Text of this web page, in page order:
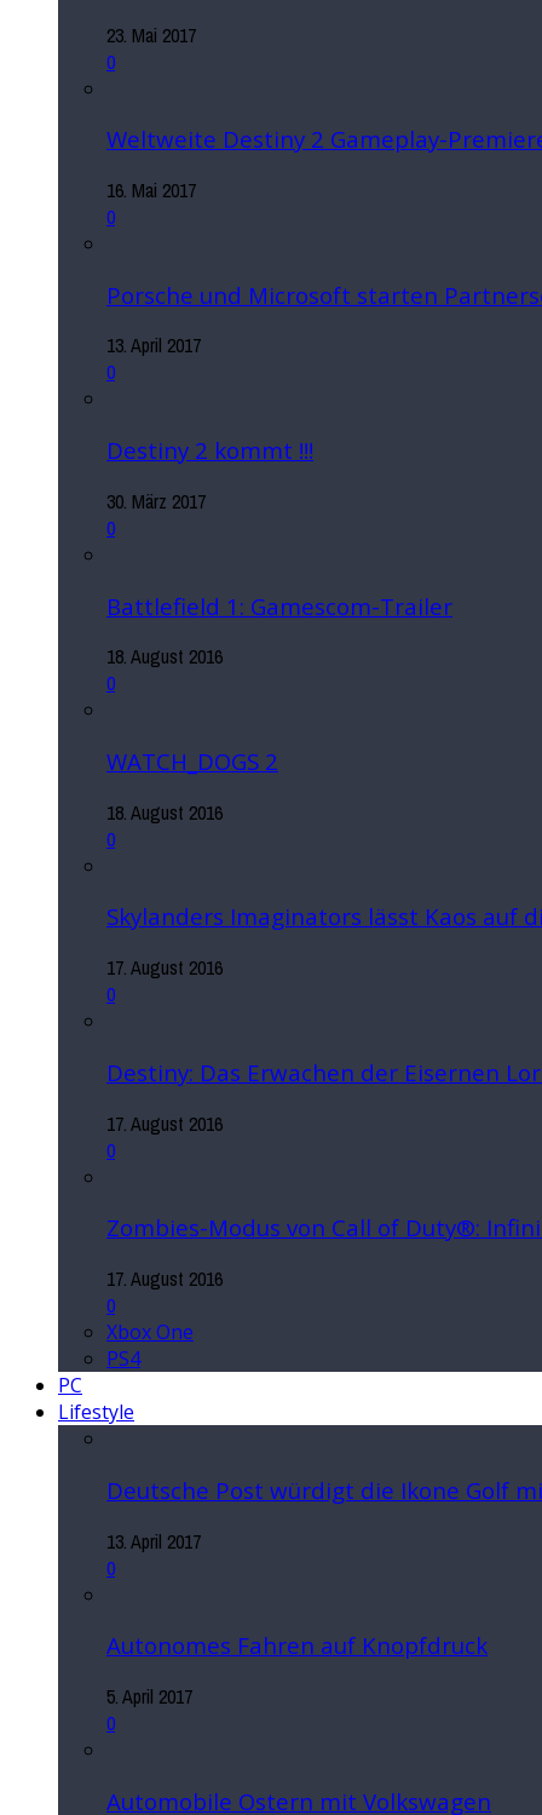
23. Mai 2017
0
Weltweite Destiny 2 Gameplay-
16. Mai 2017
0
Porsche und Microsoft starten
13. April 2017
0
Destiny 2 kommt !!!
30. März 2017
0
Battlefield 1: Gamescom-Trailer
18. August 2016
0
WATCH_DOGS 2
18. August 2016
0
Skylanders Imaginators lässt Kaos auf
17. August 2016
0
Destiny: Das Erwachen der Eisernen
17. August 2016
0
Zombies-Modus von Call of Duty®:
17. August 2016
0
Xbox One
PS4
PC
Lifestyle
Deutsche Post würdigt die Ikone Golf
13. April 2017
0
Autonomes Fahren auf Knopfdruck
5. April 2017
0
Automobile Ostern mit Volkswagen